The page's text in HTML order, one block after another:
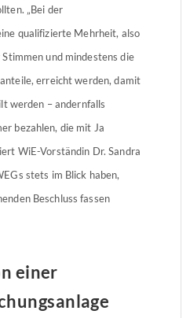
„Bei der
qualifizierte Mehrheit, also
und mindestens die
erreicht werden, damit
werden – andernfalls
bezahlen, die mit Ja
WiE-Vorständin Dr. Sandra
stets im Blick haben,
Beschluss fassen
einer